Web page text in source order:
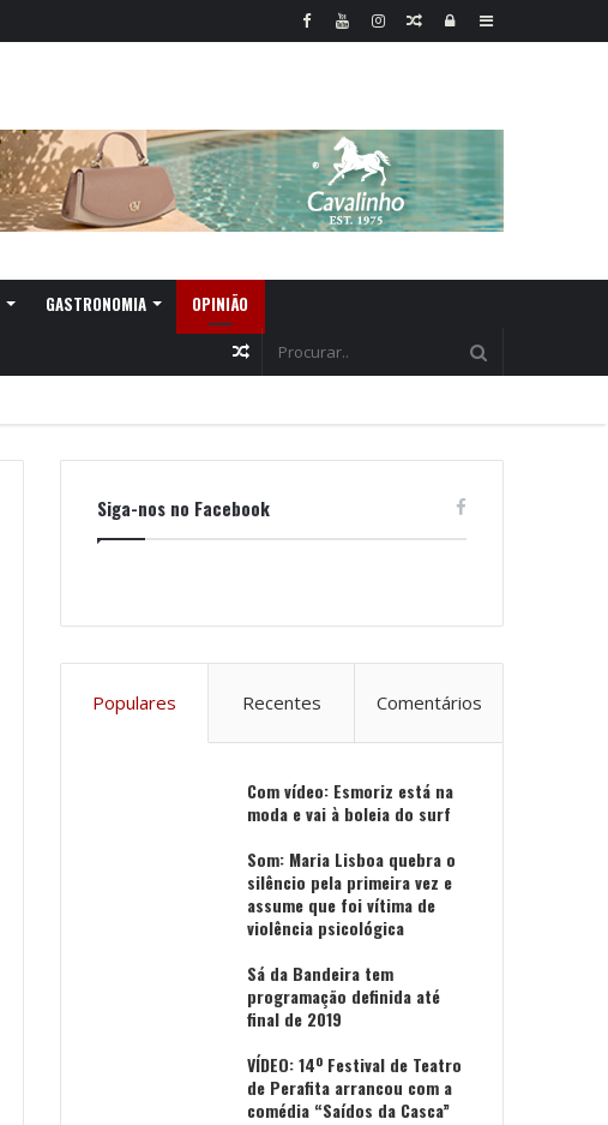
Sidebar
Log
Random
GASTRONOMIA OPINIÃO
Random
Siga-nos no Facebook
Populares Recentes Comentários
Com vídeo: Esmoriz está na
moda e vai à boleia do surf
Som: Maria Lisboa quebra o
silêncio pela primeira vez e
assume que foi vítima de
violência psicológica
Sá da Bandeira tem
programação definida até
final de 2019
VÍDEO: 14º Festival de Teatro
de Perafita arrancou com a
comédia “Saídos da Casca”